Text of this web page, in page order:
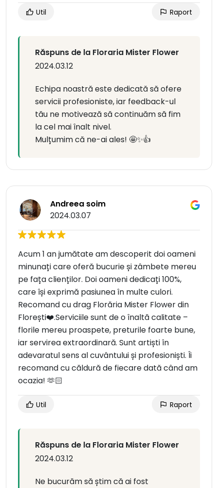
Util Raport
Răspuns de la Floraria Mister Flower
2024.03.12
Echipa noastră este dedicată să ofere
servicii profesioniste, iar feedback-ul
tău ne motivează să continuăm să fim
la cel mai înalt nivel.
Mulțumim că ne-ai ales! 🤩✨👍
Andreea soim
2024.03.07
Acum 1 an jumătate am descoperit doi oameni
minunați care oferă bucurie și zâmbete mereu
pe fața clienților. Doi oameni dedicați 100%,
care își exprimă pasiunea în multe culori.
Recomand cu drag Florăria Mister Flower din
Florești❤️.Serviciile sunt de o înaltă calitate –
florile mereu proaspete, preturile foarte bune,
iar servirea extraordinară. Sunt artiști în
adevaratul sens al cuvântului și profesioniști. Îi
recomand cu căldură de fiecare dată când am
ocazia! 🫶🏻
Util Raport
Răspuns de la Floraria Mister Flower
2024.03.12
Ne bucurăm să știm că ai fost